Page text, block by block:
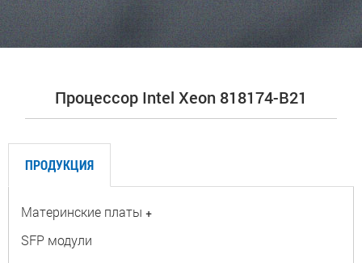
КОНФИГУРАТОР
КАТАЛОГ
Процессор Intel Xeon 818174-B21
ПРОДУКЦИЯ
Материнские платы +
SFP модули